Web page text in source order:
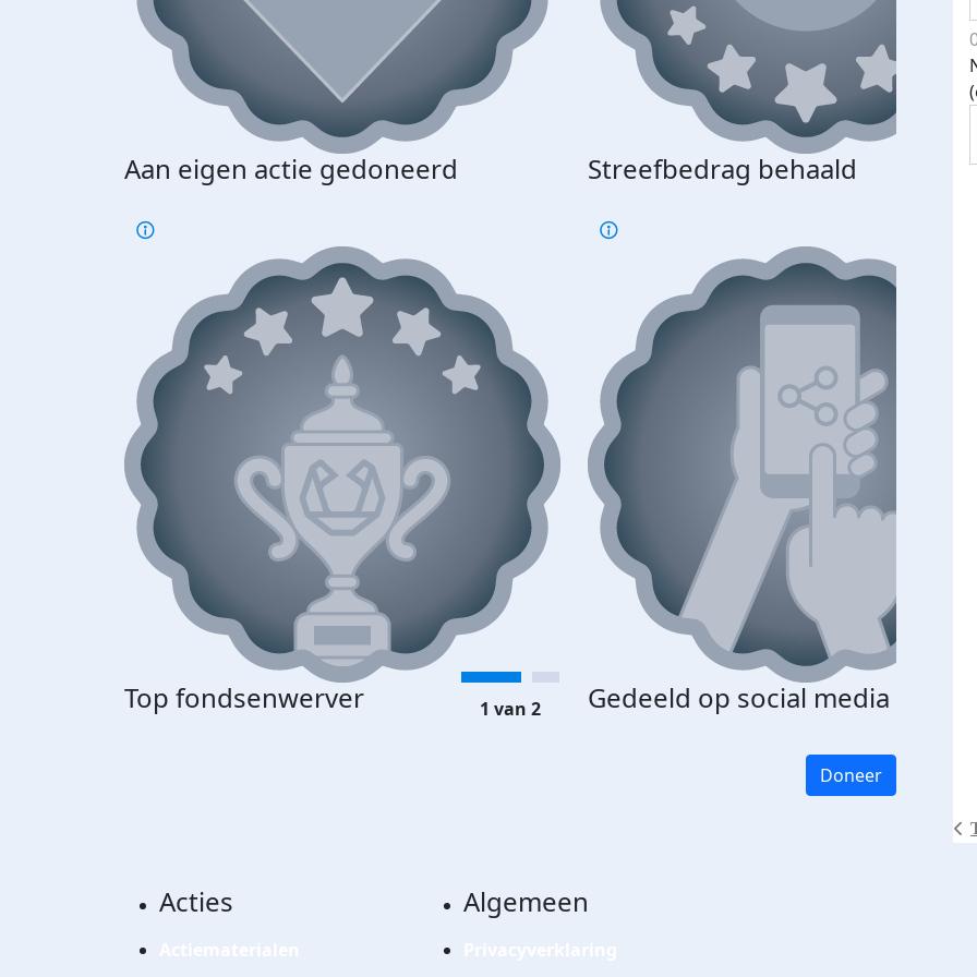
Aan eigen actie gedoneerd Streefbedrag behaald
Top fondsenwerver Gedeeld op social media
1 van 2
Doneer
Acties Algemeen